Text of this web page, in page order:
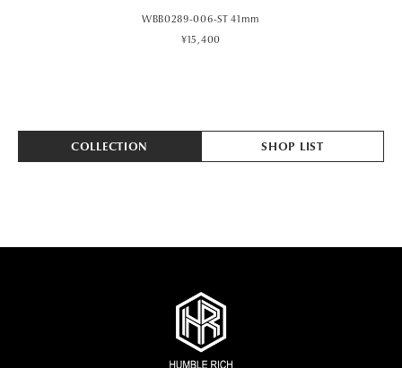
WBB0289-010-ST 41mm
¥15,400
COLLECTION SHOP LIST